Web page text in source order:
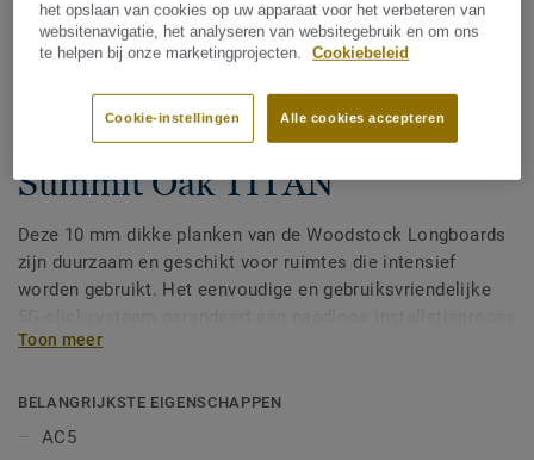
ROOM VISUALIZER
Woodstock Longboards -
Summit Oak TITAN
Deze 10 mm dikke planken van de Woodstock Longboards
zijn duurzaam en geschikt voor ruimtes die intensief
worden gebruikt. Het eenvoudige en gebruiksvriendelijke
en is uitermate geschikt voor renovatieprojecten. Met
houtlook creëer je een indrukwekkend interieur.
Toon meer
BELANGRIJKSTE EIGENSCHAPPEN
AC5
het opslaan van cookies op uw apparaat voor het verbeteren van
websitenavigatie, het analyseren van websitegebruik en om ons
te helpen bij onze marketingprojecten.
Cookiebeleid
Alle cookies accepteren
Cookie-instellingen